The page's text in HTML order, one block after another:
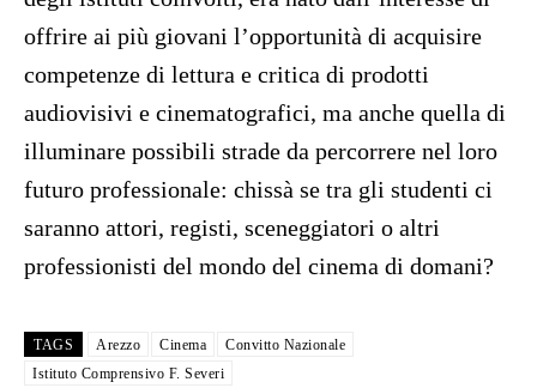
offrire ai più giovani l’opportunità di acquisire
competenze di lettura e critica di prodotti
audiovisivi e cinematografici, ma anche quella di
illuminare possibili strade da percorrere nel loro
futuro professionale: chissà se tra gli studenti ci
saranno attori, registi, sceneggiatori o altri
professionisti del mondo del cinema di domani?
TAGS Arezzo Cinema
Convitto Nazionale
Istituto Comprensivo F. Severi